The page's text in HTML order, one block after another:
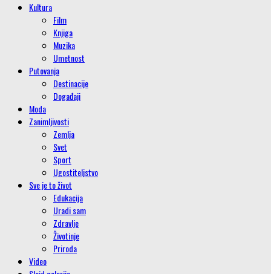
Kultura
Film
Knjiga
Muzika
Umetnost
Putovanja
Destinacije
Događaji
Moda
Zanimljivosti
Zemlja
Svet
Sport
Ugostiteljstvo
Sve je to život
Edukacija
Uradi sam
Zdravlje
Životinje
Priroda
Video